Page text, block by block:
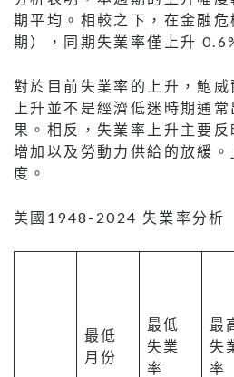
期平均。相較之下，在金融
期），同期失業率僅上升
對於目前失業率的上升，鮑
上升並不是經濟低迷時期通
果。相反，失業率上升主要
增加以及勞動力供給的放緩
度。
美國1948-2024 失業率分析
最低
月份
最低
失業
率
最
失
率